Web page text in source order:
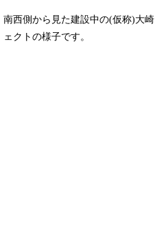
南西側から見た建設中の(仮称)大
ェクトの様子です。